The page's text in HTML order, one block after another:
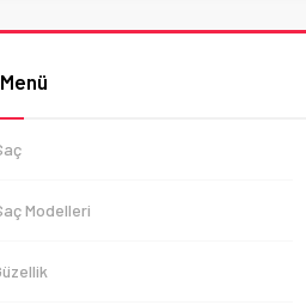
Menü
Modelleri